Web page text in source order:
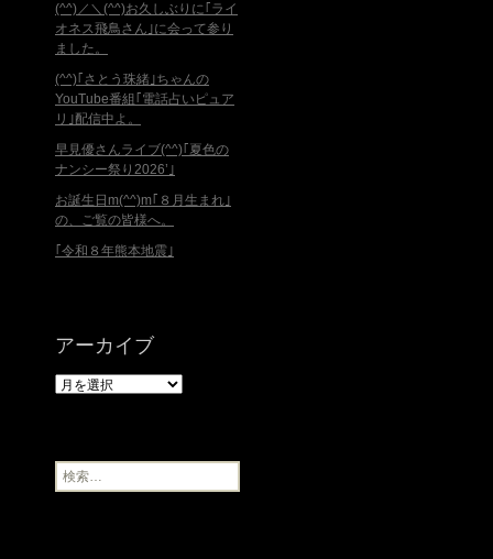
(^^)／＼(^^)お久しぶりに｢ライ
オネス飛鳥さん｣に会って参り
ました。
(^^)｢さとう珠緒｣ちゃんの
YouTube番組｢電話占いピュア
リ｣配信中よ。
早見優さんライブ(^^)｢夏色の
ナンシー祭り2026’｣
お誕生日m(^^)m｢８月生まれ｣
の、ご覧の皆様へ。
｢令和８年熊本地震｣
アーカイブ
ア
ブ
検
索